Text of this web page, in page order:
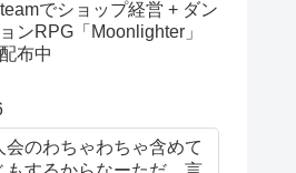
でショップ経営 + ダン
ンRPG「Moonlighter」
布中
会のわちゃわちゃ含めて